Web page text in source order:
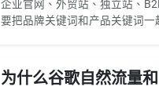
企业官网、外贸站、独立站、
要把品牌关键词和产品关键词
为什么谷歌自然流量